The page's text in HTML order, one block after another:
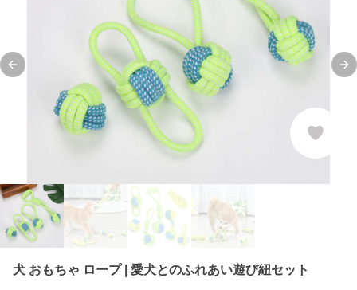
Previous slide
犬 おもちゃ ロープ | 愛犬とのふれあい遊び紐セット